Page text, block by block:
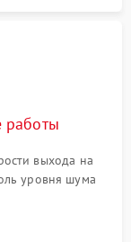
работы
выхода на
уровня шума
и корректного
оттайки.